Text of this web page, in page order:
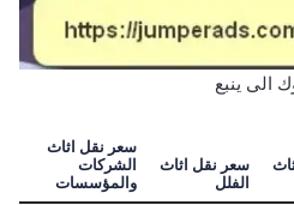
الى ينبع
سعر نقل اثاث
الفلل
سعر نقل اثاث
الشركات
والمؤسسات